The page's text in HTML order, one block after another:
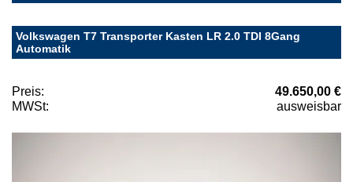
Volkswagen T7 Transporter Kasten LR 2.0 TDI 8Gang
Automatik
Preis:
49.650,00 €
MWSt:
ausweisbar